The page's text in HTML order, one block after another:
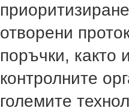
отворени
поръчки, както
контролните
големите